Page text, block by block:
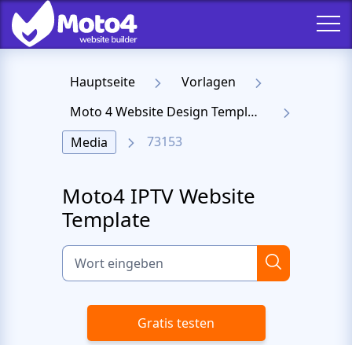
Hauptseite
Vorlagen
Moto 4 Website Design Templates
Media
73153
Moto4 IPTV Website
Template
Gratis testen